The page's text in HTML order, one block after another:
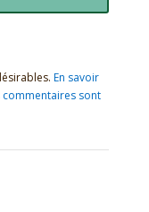
En savoir
sont